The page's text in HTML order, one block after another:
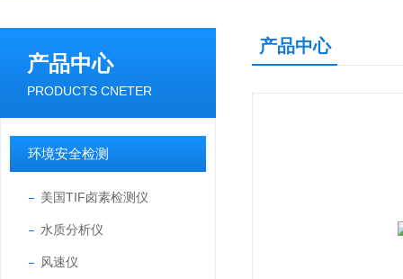
产品中心
PRODUCTS CNETER
环境安全检测
美国TIF卤素检测仪
水质分析仪
风速仪
产品中心